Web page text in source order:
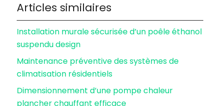
Articles similaires
Installation murale sécurisée d’un poêle éthanol
suspendu design
Maintenance préventive des systèmes de
climatisation résidentiels
Dimensionnement d’une pompe chaleur
plancher chauffant efficace